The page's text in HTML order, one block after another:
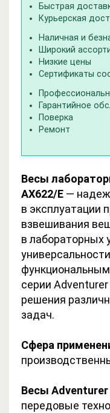
Быстрая
Курьерская
Наличная и
Широкий
Низкие цены
Сертификаты
Гарантийное
Поверка
Ремонт
Весы
AX622/E —
в эксплуатации
взвешивания
в лабораторных
серии
решения
задач.
Сфера
Весы Adventurer
передовые